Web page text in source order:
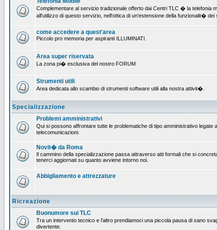
Complementare al servizio tradizionale offerto dai Centri TLC � la telefonia
all'utilizzo di questo servizio, nell'ottica di un'estensione della funzionalit�
come accedere a quest'area
Piccolo pro memoria per aspiranti ILLUMINATI.
Area super riservata
La zona pi� esclusiva del nostro FORUM
Strumenti utili
Area dedicata allo scambio di strumenti software utili alla nostra attivit�.
Specializzazione
Problemi amministrativi
Qui si possono affrontare tutte le problematiche di tipo amministrativo
telecomunicazioni.
Novit� da Roma
Il cammino della specializzazione passa attraverso atti formali che si
tenerci aggiornati su quanto avviene intorno noi.
Abbigliamento e attrezzature
Ricreazione
Buonumore sui TLC
Tra un intervento tecnico e l'altro prendiamoci una piccola pausa di sano
divertente.